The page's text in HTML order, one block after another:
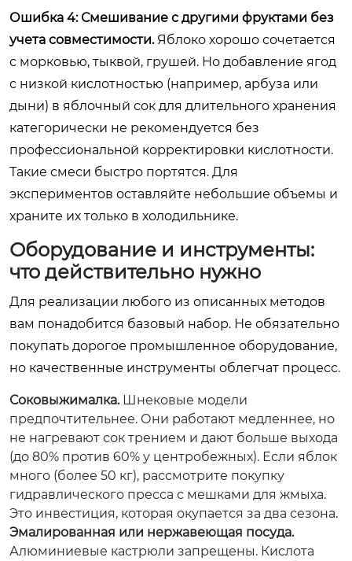
Ошибка 4: Смешивание с другими фруктами без
учета совместимости.Яблоко хорошо сочетается
с морковью, тыквой, грушей. Но добавление ягод
с низкой кислотностью (например, арбуза или
дыни) в яблочный сок для длительного хранения
категорически не рекомендуется без
профессиональной корректировки кислотности.
Такие смеси быстро портятся. Для
экспериментов оставляйте небольшие объемы и
храните их только в холодильнике.
Оборудование и инструменты:
что действительно нужно
Для реализации любого из описанных методов
вам понадобится базовый набор. Не обязательно
покупать дорогое промышленное оборудование,
но качественные инструменты облегчат процесс.
Соковыжималка.Шнековые модели
предпочтительнее. Они работают медленнее, но
не нагревают сок трением и дают больше выхода
(до 80% против 60% у центробежных). Если яблок
много (более 50 кг), рассмотрите покупку
гидравлического пресса с мешками для жмыха.
Это инвестиция, которая окупается за два сезона.
Эмалированная или нержавеющая посуда.
Алюминиевые кастрюли запрещены. Кислота